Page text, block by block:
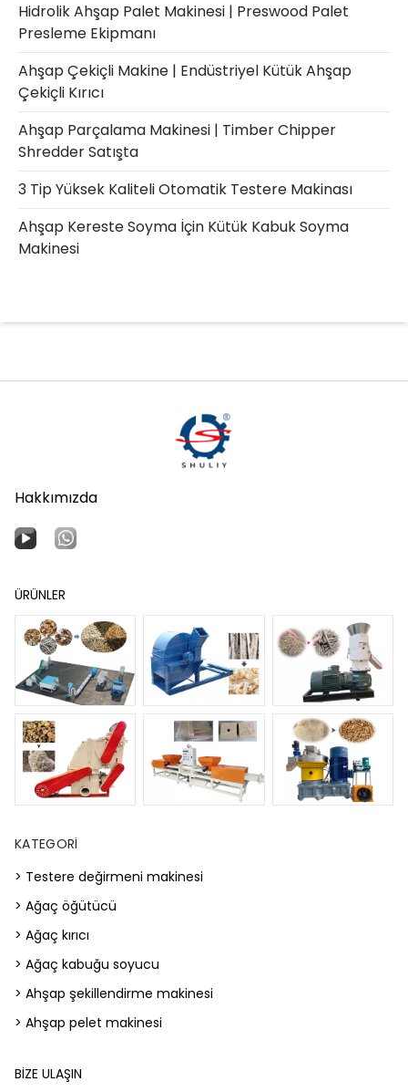
Hidrolik Ahşap Palet Makinesi | Preswood Palet
Presleme Ekipmanı
Ahşap Çekiçli Makine | Endüstriyel Kütük Ahşap
Çekiçli Kırıcı
Ahşap Parçalama Makinesi | Timber Chipper
Shredder Satışta
3 Tip Yüksek Kaliteli Otomatik Testere Makinası
Ahşap Kereste Soyma İçin Kütük Kabuk Soyma
Makinesi
Hakkımızda
ÜRÜNLER
KATEGORI
> Testere değirmeni makinesi
> Ağaç öğütücü
> Ağaç kırıcı
> Ağaç kabuğu soyucu
> Ahşap şekillendirme makinesi
> Ahşap pelet makinesi
BIZE ULAŞIN